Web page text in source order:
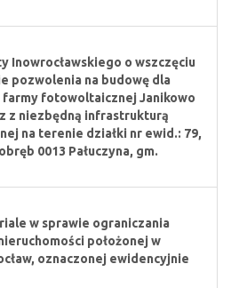
Inowrocławskiego o wszczęciu
pozwolenia na budowę dla
fotowoltaicznej Janikowo
z niezbędną infrastrukturą
na terenie działki nr ewid.: 79,
0013 Pałuczyna, gm.
w sprawie ograniczania
położonej w
oznaczonej ewidencyjnie